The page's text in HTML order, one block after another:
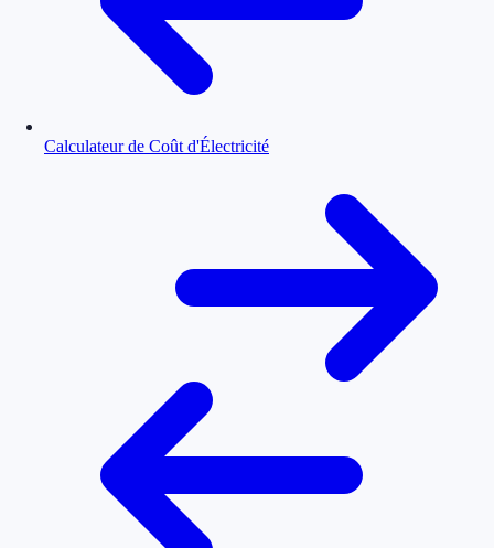
Calculateur de Coût d'Électricité